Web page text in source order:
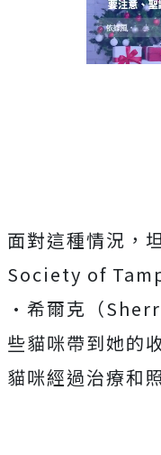
面對這種情況，
Society of
•希爾克（
些貓咪帶到她的
貓咪經過治療和